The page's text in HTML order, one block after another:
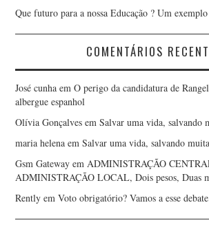
Que futuro para a nossa Educação ? Um
COMENTÁRIOS
José cunha emO perigo da candidatura de
albergue espanhol
Olívia Gonçalves emSalvar uma vida, salvando
maria helena emSalvar uma vida, salvando
Gsm Gateway emADMINISTRAÇÃO
ADMINISTRAÇÃO LOCAL, Dois pesos, Duas
Rently emVoto obrigatório? Vamos a esse